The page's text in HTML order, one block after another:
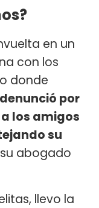
en un
con los
donde
por
los amigos
su
abogado
llevo la